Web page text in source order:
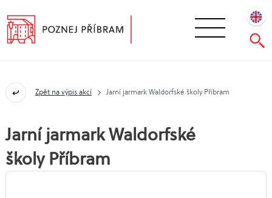
Zpět na výpis akcí Jarní jarmark Waldorfské školy Příbram
Jarní jarmark Waldorfské
školy Příbram